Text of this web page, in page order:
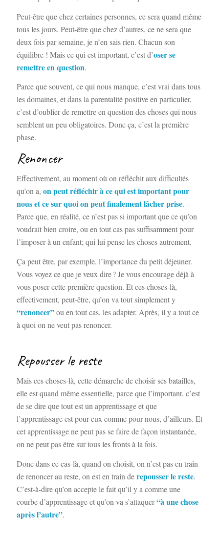
Peut-être que chez certaines personnes, ce sera quand même
tous les jours. Peut-être que chez d’autres, ce ne sera que
deux fois par semaine, je n’en sais rien. Chacun son
équilibre ! Mais ce qui est important, c’est d’oser se
remettre en question.
Parce que souvent, ce qui nous manque, c’est vrai dans tous
les domaines, et dans la parentalité positive en particulier,
c’est d’oublier de remettre en question des choses qui nous
semblent un peu obligatoires. Donc ça, c’est la première
phase.
Renoncer
Effectivement, au moment où on réfléchit aux difficultés
qu’on a, on peut réfléchir à ce qui est important pour
nous et ce sur quoi on peut finalement lâcher prise.
Parce que, en réalité, ce n’est pas si important que ce qu’on
voudrait bien croire, ou en tout cas pas suffisamment pour
l’imposer à un enfant; qui lui pense les choses autrement.
Ça peut être, par exemple, l’importance du petit déjeuner.
Vous voyez ce que je veux dire ? Je vous encourage déjà à
vous poser cette première question. Et ces choses-là,
effectivement, peut-être, qu’on va tout simplement y
“renoncer”ou en tout cas, les adapter. Après, il y a tout ce
à quoi on ne veut pas renoncer.
Repousser le reste
Mais ces choses-là, cette démarche de choisir ses batailles,
elle est quand même essentielle, parce que l’important, c’est
de se dire que tout est un apprentissage et que
l’apprentissage est pour eux comme pour nous, d’ailleurs. Et
cet apprentissage ne peut pas se faire de façon instantanée,
on ne peut pas être sur tous les fronts à la fois.
Donc dans ce cas-là, quand on choisit, on n’est pas en train
de renoncer au reste, on est en train derepousser le reste.
C’est-à-dire qu’on accepte le fait qu’il y a comme une
courbe d’apprentissage et qu’on va s’attaquer“à une chose
après l’autre”.